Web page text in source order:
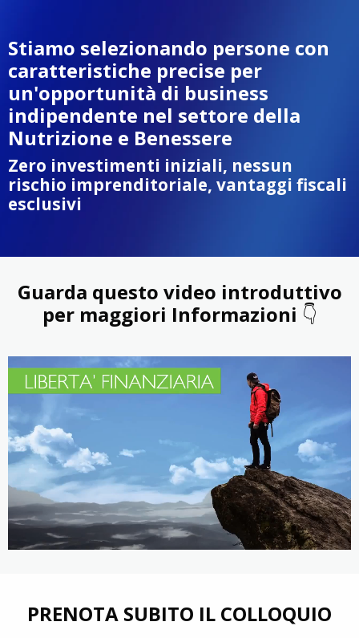
Stiamo selezionando persone con
caratteristiche precise per
un'opportunità di business
indipendente nel settore della
Nutrizione e Benessere
Zero investimenti iniziali, nessun
rischio imprenditoriale, vantaggi fiscali
esclusivi
Guarda questo video introduttivo
per maggiori Informazioni 👇
PRENOTA SUBITO IL COLLOQUIO